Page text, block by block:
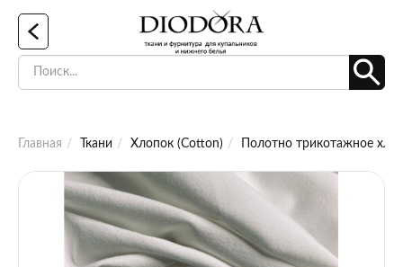
Главная Ткани Хлопок (Cotton) Полотно трикотажное